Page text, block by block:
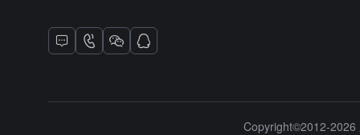
Copyright©2012-2026